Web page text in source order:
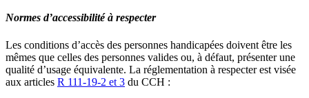
Normes d’accessibilité à respecter
Les conditions d’accès des personnes handicapées doivent être les
mêmes que celles des personnes valides ou, à défaut, présenter une
qualité d’usage équivalente. La réglementation à respecter est visée
aux articles R 111-19-2 et 3 du CCH :